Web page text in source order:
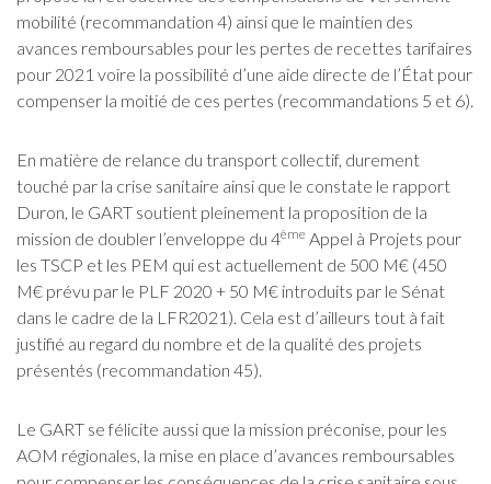
mobilité (recommandation 4) ainsi que le maintien des
avances remboursables pour les pertes de recettes tarifaires
pour 2021 voire la possibilité d’une aide directe de l’État pour
compenser la moitié de ces pertes (recommandations 5 et 6).
En matière de relance du transport collectif, durement
touché par la crise sanitaire ainsi que le constate le rapport
Duron, le GART soutient pleinement la proposition de la
mission de doubler l’enveloppe du 4ème Appel à Projets pour
les TSCP et les PEM qui est actuellement de 500 M€ (450
M€ prévu par le PLF 2020 + 50 M€ introduits par le Sénat
dans le cadre de la LFR2021). Cela est d’ailleurs tout à fait
justifié au regard du nombre et de la qualité des projets
présentés (recommandation 45).
Le GART se félicite aussi que la mission préconise, pour les
AOM régionales, la mise en place d’avances remboursables